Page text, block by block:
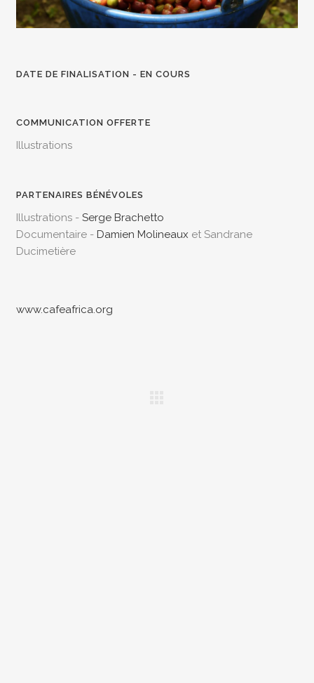
DATE DE FINALISATION - EN COURS
COMMUNICATION OFFERTE
Illustrations
PARTENAIRES BÉNÉVOLES
Illustrations -Serge Brachetto
Documentaire - Damien Molineaux et Sandrane
Ducimetière
www.cafeafrica.org